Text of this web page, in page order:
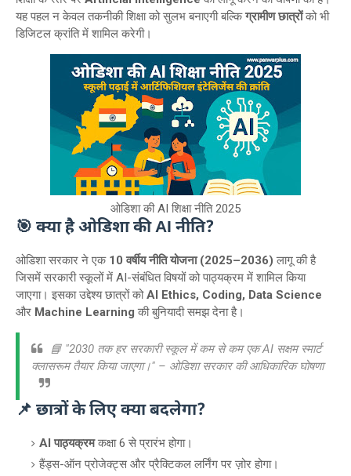
यह पहल न केवल तकनीकी शिक्षा को सुलभ बनाएगी बल्किग्रामीण छात्रोंको भी
डिजिटल क्रांति में शामिल करेगी।
ओडिशा की AI शिक्षा नीति 2025
🎯 क्या है ओडिशा की AI नीति?
ओडिशा सरकार ने एक 10 वर्षीय नीति योजना (2025–2036) लागू की है
जिसमें सरकारी स्कूलों में AI-संबंधित विषयों को पाठ्यक्रम में शामिल किया
जाएगा। इसका उद्देश्य छात्रों कोAI Ethics, Coding, Data Science
और Machine Learning की बुनियादी समझ देना है।
📘 "2030 तक हर सरकारी स्कूल में कम से कम एक AI सक्षम स्मार्ट
क्लासरूम तैयार किया जाएगा।" – ओडिशा सरकार की आधिकारिक घोषणा
📌 छात्रों के लिए क्या बदलेगा?
AI पाठ्यक्रमकक्षा 6 से प्रारंभ होगा।
हैंड्स-ऑन प्रोजेक्ट्स और प्रैक्टिकल लर्निंग पर ज़ोर होगा।